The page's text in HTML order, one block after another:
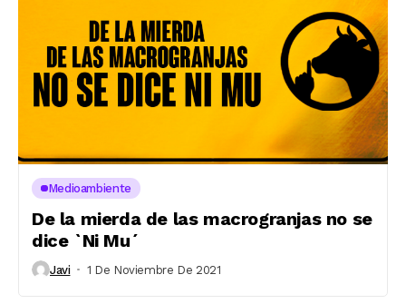
Medioambiente
De la mierda de las macrogranjas no se
dice `Ni Mu´
Javi 1 De Noviembre De 2021